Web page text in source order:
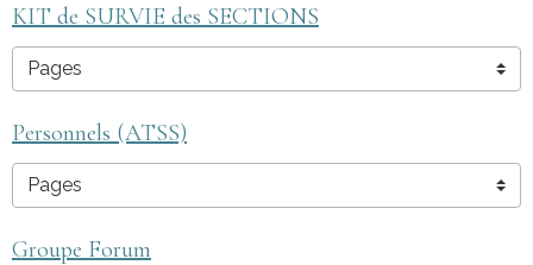
KIT de SURVIE des SECTIONS
Personnels (ATSS)
Groupe Forum